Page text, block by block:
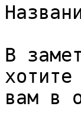
В
вам в